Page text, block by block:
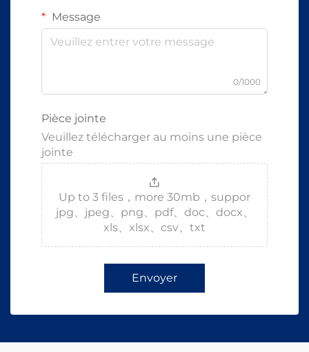
Message
0/1000
Pièce jointe
Veuillez télécharger au moins une pièce
jointe
Up to 3 files，more 30mb，suppor
jpg、jpeg、png、pdf、doc、docx、
xls、xlsx、csv、txt
Envoyer